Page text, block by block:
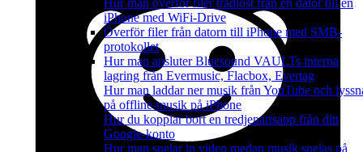
Hur man överför filer trådlöst från en dator till en
iPhone med WiFi-Drive
Överför filer från datorn till iPhone med SMB-
protokollet
Hur man ansluter Bluesound VAULTs interna
lagring från Evermusic, Flacbox, Evertag
Hur man laddar ner musik från YouTube och
på offline-musik på iPhone
Hur du kopplar bort en tredjepartsapp från ditt
Google-konto
Hur man spelar in video medan musik spelas på